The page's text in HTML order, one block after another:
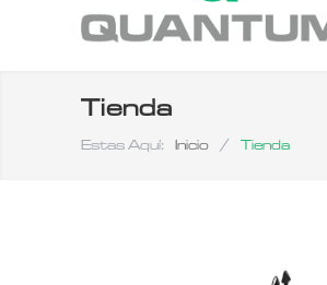
Tienda
Estas Aquí: Inicio / Tienda